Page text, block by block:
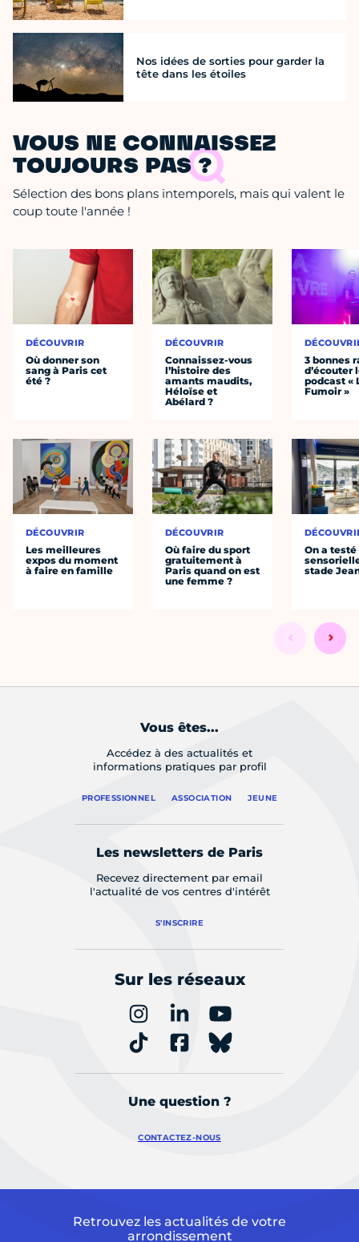
Nos idées de sorties pour garder la
tête dans les étoiles
VOUS NE CONNAISSEZ
TOUJOURS PAS ?
Sélection des bons plans intemporels, mais qui valent le
coup toute l'année !
DÉCOUVRIR
Où donner son
sang à Paris cet
été ?
DÉCOUVRIR
Les meilleures
expos du moment
à faire en famille
DÉCOUVRIR
Connaissez-vous
l’histoire des
amants maudits,
Héloïse et
Abélard ?
DÉCOUVRIR
Où faire du sport
gratuitement à
Paris quand on est
une femme ?
3 bonnes
d’écouter
podcast «
Fumoir »
On a
stade
Vous êtes...
Accédez à des actualités et
informations pratiques par profil
PROFESSIONNEL ASSOCIATION JEUNE
Les newsletters de Paris
Recevez directement par email
l'actualité de vos centres d'intérêt
S'INSCRIRE
Sur les réseaux
Une question ?
CONTACTEZ-NOUS
Retrouvez les actualités de votre
arrondissement